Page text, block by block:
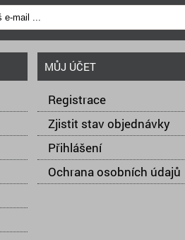
MŮJ ÚČET
Registrace
Zjistit stav objednávky
Přihlášení
Ochrana osobních údajů